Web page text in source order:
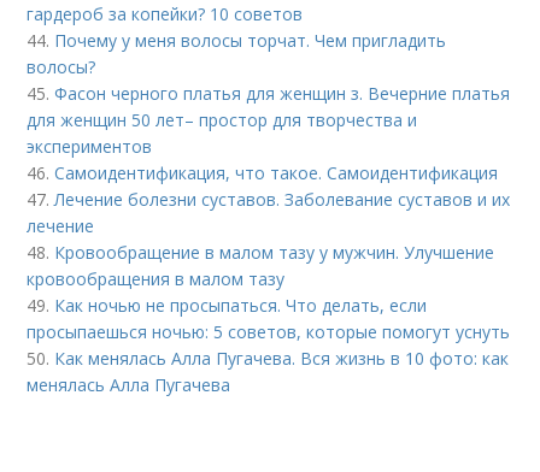
гардероб за копейки? 10 советов
44. Почему у меня волосы торчат. Чем пригладить
волосы?
45.Фасон черного платья для женщин з. Вечерние платья
для женщин 50 лет– простор для творчества и
экспериментов
46.Самоидентификация, что такое. Самоидентификация
47. Лечение болезни суставов. Заболевание суставов и их
лечение
48. Кровообращение в малом тазу у мужчин. Улучшение
кровообращения в малом тазу
49. Как ночью не просыпаться. Что делать, если
просыпаешься ночью: 5 советов, которые помогут уснуть
50. Как менялась Алла Пугачева. Вся жизнь в 10 фото: как
менялась Алла Пугачева